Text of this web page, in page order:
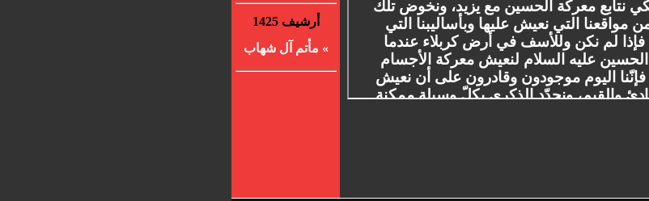
أرشيف 1425
» مأتم آل شهاب